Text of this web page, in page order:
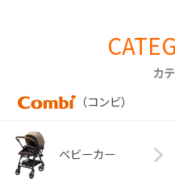
カ
（コンビ）
ベビーカー